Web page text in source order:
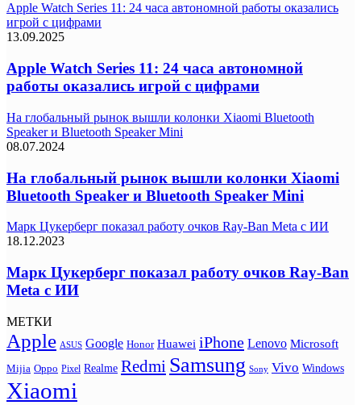
Apple Watch Series 11: 24 часа автономной работы оказались
игрой с цифрами
13.09.2025
Apple Watch Series 11: 24 часа автономной
работы оказались игрой с цифрами
На глобальный рынок вышли колонки Xiaomi Bluetooth
Speaker и Bluetooth Speaker Mini
08.07.2024
На глобальный рынок вышли колонки Xiaomi
Bluetooth Speaker и Bluetooth Speaker Mini
Марк Цукерберг показал работу очков Ray-Ban Meta с ИИ
18.12.2023
Марк Цукерберг показал работу очков Ray-Ban
Meta с ИИ
МЕТКИ
Apple ASUS Google Honor Huawei iPhone Lenovo Microsoft
Mijia Oppo Pixel Realme Redmi Samsung Sony Vivo Windows
Xiaomi